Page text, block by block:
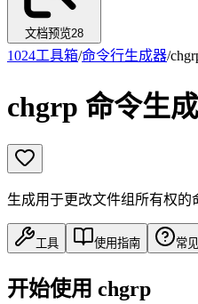
文档预览28
1024工具箱/命令行生成器/
chgrp 命令生
生成用于更改文件组所有权的
工具 使用指南 常
开始使用 chgrp